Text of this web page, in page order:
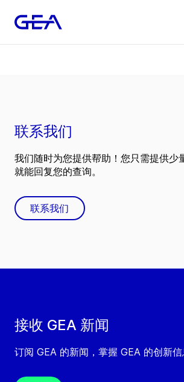
接收 GEA 新闻
订阅 GEA 的新闻，掌握 GEA 的创新信
联系我们
我们随时为您提供帮助！您只需提供少
就能回复您的查询。
联系我们